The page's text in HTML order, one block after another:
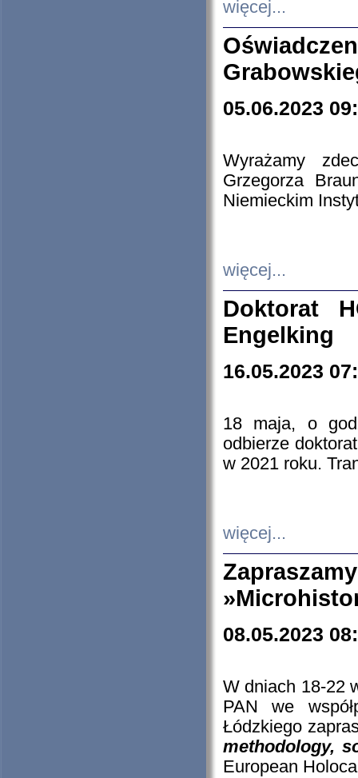
więcej...
05.06.2023
Wyrażamy
Grzegorza
Niemieckim
więcej...
Doktorat
Engelking
16.05.2023
18 maja, o
odbierze
w 2021 roku.
więcej...
08.05.2023
W dniach 18-22
PAN we
Łódzkiego
methodology,
European